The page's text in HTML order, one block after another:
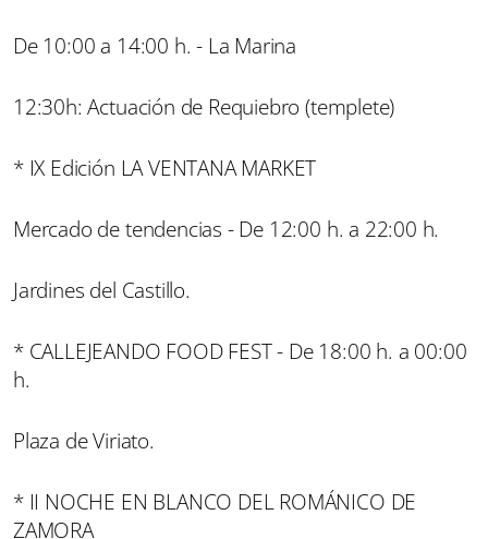
De 10:00 a 14:00 h. - La Marina
12:30h: Actuación de Requiebro (templete)
* IX Edición LA VENTANA MARKET
Mercado de tendencias - De 12:00 h. a 22:00 h.
Jardines del Castillo.
* CALLEJEANDO FOOD FEST - De 18:00 h. a 00:00
h.
Plaza de Viriato.
* II NOCHE EN BLANCO DEL ROMÁNICO DE
ZAMORA